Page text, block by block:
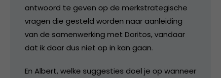
antwoord te geven op de merkstrategische
vragen die gesteld worden naar aanleiding
van de samenwerking met Doritos, vandaar
dat ik daar dus niet op in kan gaan.
En Albert, welke suggesties doel je op wanneer